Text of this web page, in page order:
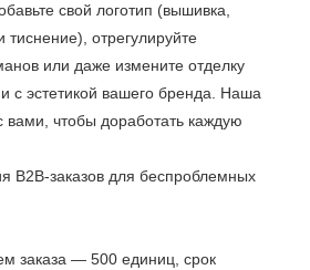
свой логотип (вышивка,
отрегулируйте
или даже измените отделку
с эстетикой вашего бренда. Наша
вами, чтобы доработать каждую
B2B-заказов для беспроблемных
заказа — 500 единиц, срок